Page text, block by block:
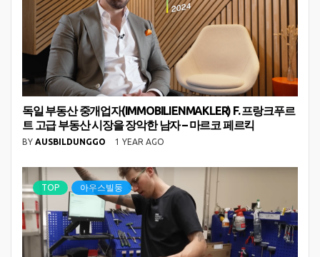
독일 부동산 중개업자(IMMOBILIENMAKLER) F. 프랑크푸르
트 고급 부동산 시장을 장악한 남자 – 마르코 페르킥
BY AUSBILDUNGGO 1 YEAR AGO
TOP 아우스빌둥